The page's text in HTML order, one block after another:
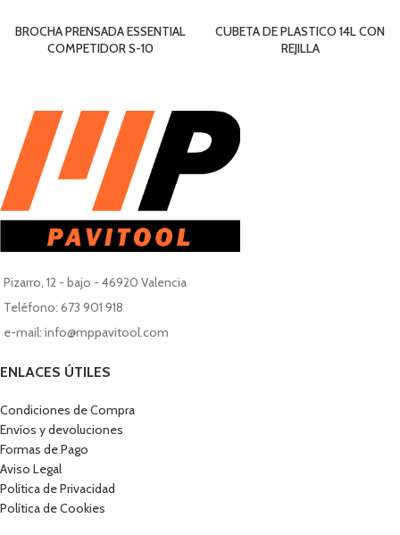
BROCHA PRENSADA ESSENTIAL
COMPETIDOR S-10
CUBETA DE PLASTICO 14L CON
REJILLA
Pizarro, 12 - bajo - 46920 Valencia
Teléfono: 673 901 918
e-mail: info@mppavitool.com
ENLACES ÚTILES
Condiciones de Compra
Envíos y devoluciones
Formas de Pago
Aviso Legal
Política de Privacidad
Política de Cookies